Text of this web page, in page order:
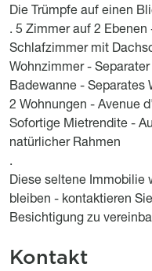
Die Trümpfe auf einen
. 5 Zimmer auf 2
Schlafzimmer mit
Wohnzimmer -
Badewanne - Separates
2 Wohnungen - Avenue
Sofortige Mietrendite -
natürlicher Rahmen
.
Diese seltene Immobilie
bleiben - kontaktieren
Besichtigung zu
Kontakt